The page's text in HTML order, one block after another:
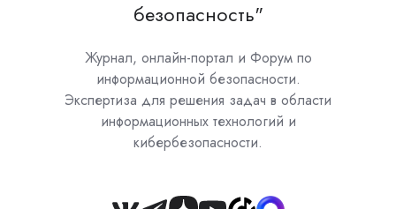
безопасность"
Журнал, онлайн-портал и Форум по
информационной безопасности.
Экспертиза для решения задач в области
информационных технологий и
кибербезопасности.